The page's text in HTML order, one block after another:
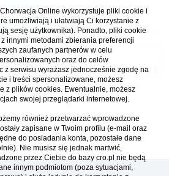
1 ... 54 55 56
Cro.pl
czasowa: UTC + 1 (Polska - czas zimowy) [ DST
Online wykorzystuje pliki cookie i
umożliwiają i ułatwiają Ci korzystanie z
sesję użytkownika). Ponadto, pliki cookie
innymi metodami zbierania preferencji
zaufanych partnerów w celu
oraz do celów
z serwisu wyrażasz jednocześnie zgodę na
i treści spersonalizowane, możesz
z plików cookies. Ewentualnie, możesz
swojej przeglądarki internetowej.
również przetwarzać wprowadzone
zapisane w Twoim profilu (e-mail oraz
do posiadania konta, pozostałe dane
Nie musisz się jednak martwić,
przez Ciebie do bazy cro.pl nie będą
innym podmiotom (poza sytuacjami,